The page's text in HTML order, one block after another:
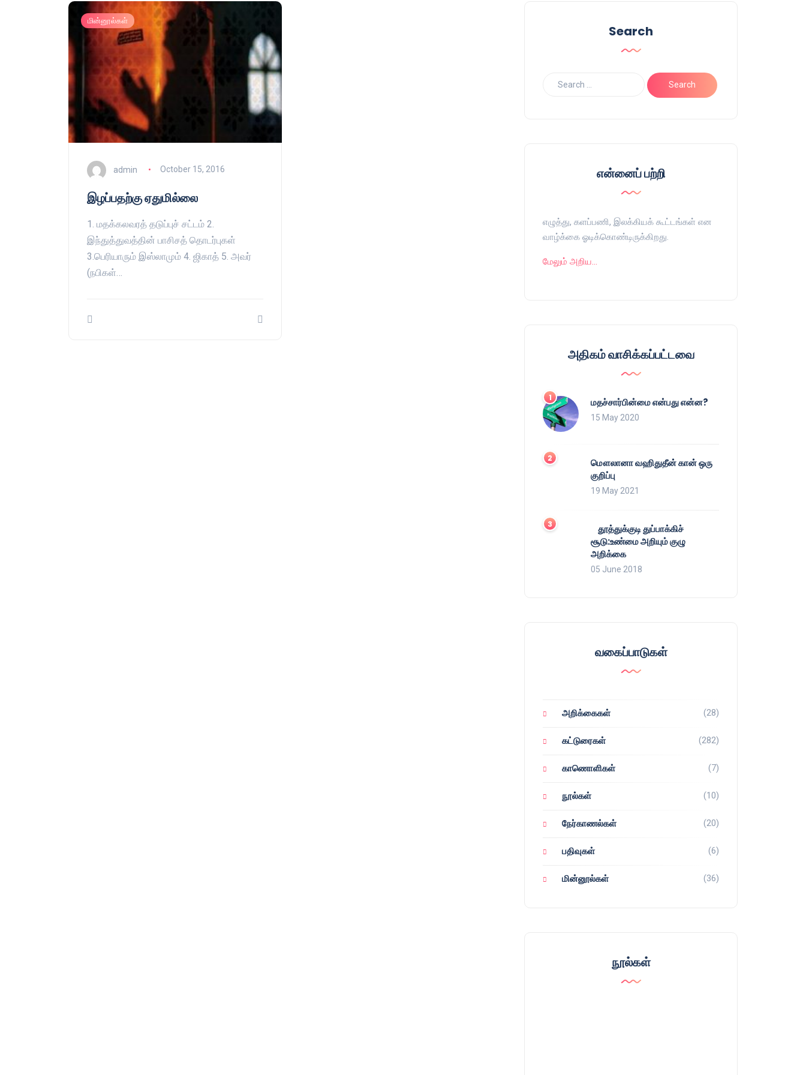
மின்னூல்கள்
admin October 15, 2016
இழப்பதற்கு ஏதுமில்லை
1. மதக்கலவரத் தடுப்புச் சட்டம் 2.
இந்துத்துவத்தின் பாசிசத் தொடர்புகள்
3.பெரியாரும் இஸ்லாமும் 4. ஜிகாத் 5. அவர்
(நபிகள்…
Search
என்னைப் பற்றி
எழுத்து, களப்பணி, இலக்கியக் கூட்டங்கள் என
வாழ்க்கை ஓடிக்கொண்டிருக்கிறது.
மேலும் அறிய…
அதிகம் வாசிக்கப்பட்டவை
மதச்சார்பின்மை என்பது என்ன?
15 May 2020
மௌலானா வஹிதுதீன் கான் ஒரு
குறிப்பு
19 May 2021
தூத்துக்குடி துப்பாக்கிச்
சூடு:உண்மை அறியும் குழு
அறிக்கை
05 June 2018
வகைப்பாடுகள்
அறிக்கைகள் (28)
கட்டுரைகள் (282)
காணொளிகள் (7)
நூல்கள் (10)
நேர்காணல்கள் (20)
பதிவுகள் (6)
மின்னூல்கள் (36)
நூல்கள்